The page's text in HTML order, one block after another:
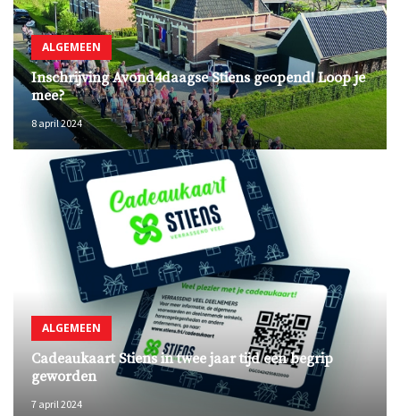
ALGEMEEN
Inschrijving Avond4daagse Stiens geopend! Loop je
mee?
8 april 2024
ALGEMEEN
Cadeaukaart Stiens in twee jaar tijd een begrip
geworden
7 april 2024